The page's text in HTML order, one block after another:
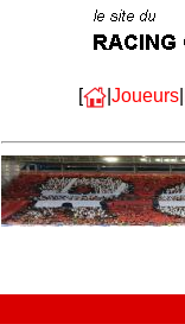
[ | Joueurs|